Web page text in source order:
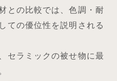
との比較では、色調・耐
ての優位性を説明される
セラミックの被せ物に最